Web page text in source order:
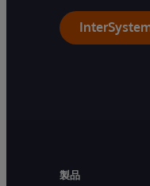
製品